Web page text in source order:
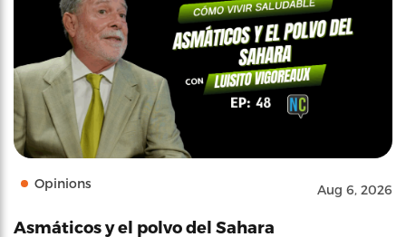
Opinions Aug 6, 2026
Asmáticos y el polvo del Sahara